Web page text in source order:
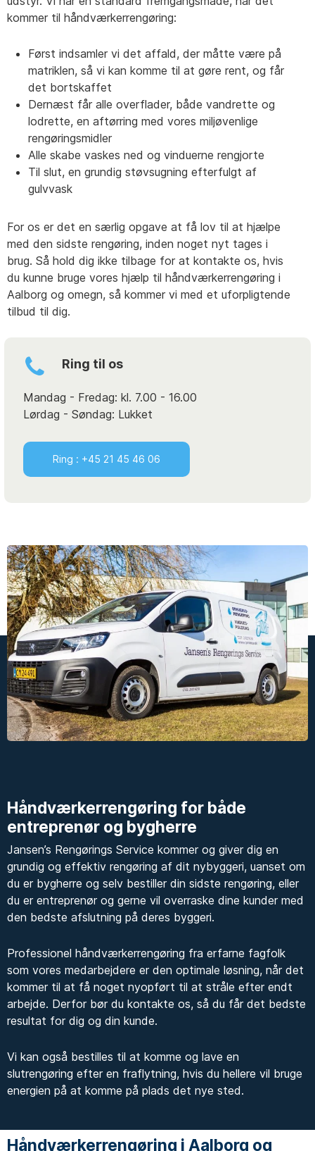
kommer til håndværkerrengøring:
Først indsamler vi det affald, der måtte være på
matriklen, så vi kan komme til at gøre rent, og får
det bortskaffet
Dernæst får alle overflader, både vandrette og
lodrette, en aftørring med vores miljøvenlige
rengøringsmidler
Alle skabe vaskes ned og vinduerne rengjorte
Til slut, en grundig støvsugning efterfulgt af
gulvvask
For os er det en særlig opgave at få lov til at hjælpe
med den sidste rengøring, inden noget nyt tages i
brug. Så hold dig ikke tilbage for at kontakte os, hvis
du kunne bruge vores hjælp til håndværkerrengøring i
Aalborg og omegn, så kommer vi med et uforpligtende
tilbud til dig.
Ring til os
Mandag - Fredag: kl. 7.00 - 16.00
Lørdag - Søndag: Lukket
Ring : +45 21 45 46 06
Håndværkerrengøring for både
entreprenør og bygherre
Jansen’s Rengørings Service kommer og giver dig en
grundig og effektiv rengøring af dit nybyggeri, uanset om
du er bygherre og selv bestiller din sidste rengøring, eller
du er entreprenør og gerne vil overraske dine kunder med
den bedste afslutning på deres byggeri.
Professionel håndværkerrengøring fra erfarne fagfolk
som vores medarbejdere er den optimale løsning, når det
kommer til at få noget nyopført til at stråle efter endt
arbejde. Derfor bør du kontakte os, så du får det bedste
resultat for dig og din kunde.
Vi kan også bestilles til at komme og lave en
slutrengøring efter en fraflytning, hvis du hellere vil bruge
energien på at komme på plads det nye sted.
Håndværkerrengøring i Aalborg og
Få et uforpligtende tilbud